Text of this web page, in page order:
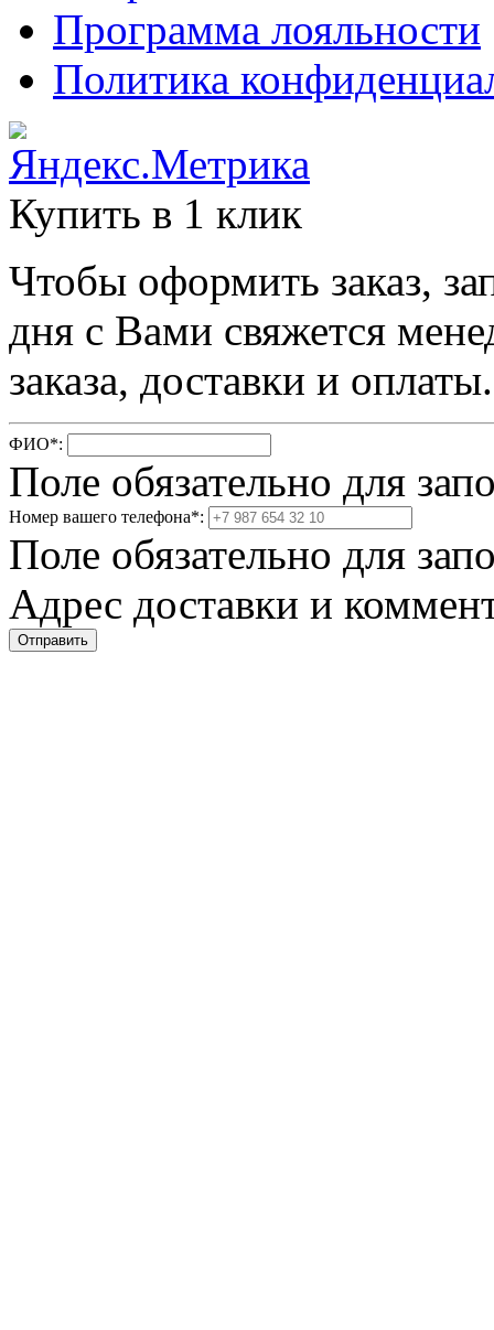
Программа лояльности
Политика
Купить в 1 клик
Чтобы оформить заказ,
дня с Вами свяжется
заказа, доставки и оплаты.
ФИО*:
Поле обязательно для
Номер вашего телефона*:
Поле обязательно для
Адрес доставки и